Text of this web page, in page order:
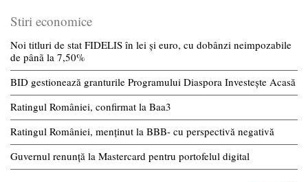
Stiri economice
Noi titluri de stat FIDELIS în lei și euro, cu dobânzi neimpozabile
de pânã la 7,50%
BID gestionează granturile Programului Diaspora Investește Acasă
Ratingul României, confirmat la Baa3
Ratingul României, menținut la BBB- cu perspectivă negativă
Guvernul renunță la Mastercard pentru portofelul digital